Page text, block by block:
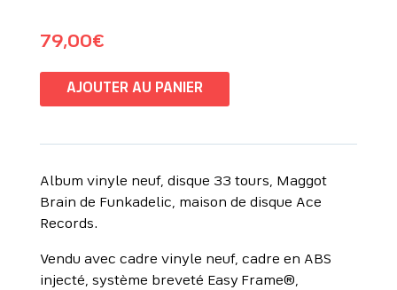
79,00€
AJOUTER AU PANIER
Album vinyle neuf, disque 33 tours, Maggot
Brain de Funkadelic, maison de disque Ace
Records.
Vendu avec cadre vinyle neuf, cadre en ABS
injecté, système breveté Easy Frame®,